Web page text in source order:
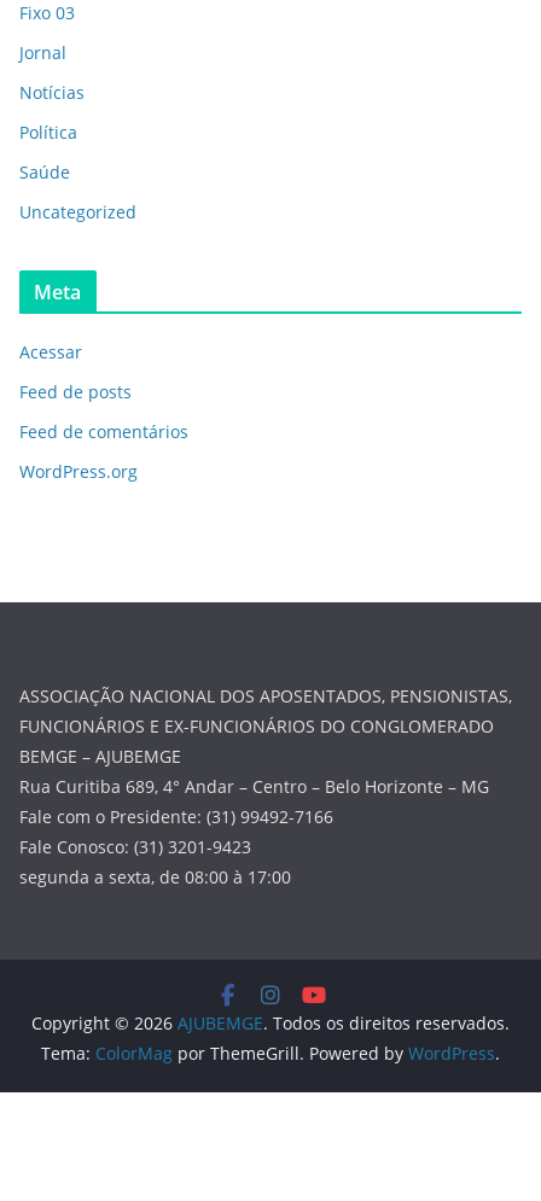
Fixo 03
Jornal
Notícias
Política
Saúde
Uncategorized
Meta
Acessar
Feed de posts
Feed de comentários
WordPress.org
ASSOCIAÇÃO NACIONAL DOS APOSENTADOS, PENSIONISTAS,
FUNCIONÁRIOS E EX-FUNCIONÁRIOS DO CONGLOMERADO
BEMGE – AJUBEMGE
Rua Curitiba 689, 4° Andar – Centro – Belo Horizonte – MG
Fale com o Presidente: (31) 99492-7166
Fale Conosco: (31) 3201-9423
segunda a sexta, de 08:00 à 17:00
Copyright © 2026 AJUBEMGE. Todos os direitos reservados.
Tema: ColorMag por ThemeGrill. Powered by WordPress.